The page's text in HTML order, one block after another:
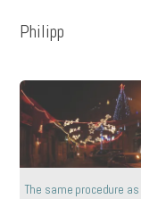
Philipp
The same procedure